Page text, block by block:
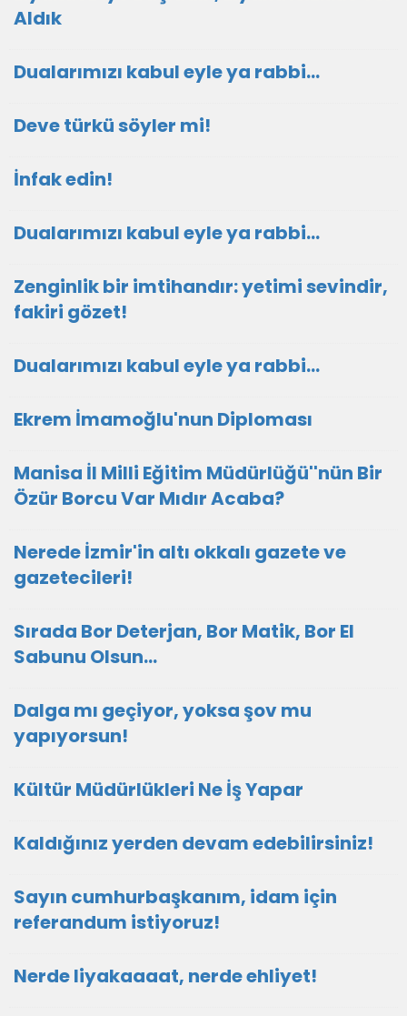
Aldık
Dualarımızı kabul eyle ya rabbi...
Deve türkü söyler mi!
İnfak edin!
Dualarımızı kabul eyle ya rabbi...
Zenginlik bir imtihandır: yetimi sevindir,
fakiri gözet!
Dualarımızı kabul eyle ya rabbi...
Ekrem İmamoğlu'nun Diploması
Manisa İl Milli Eğitim Müdürlüğü''nün Bir
Özür Borcu Var Mıdır Acaba?
Nerede İzmir'in altı okkalı gazete ve
gazetecileri!
Sırada Bor Deterjan, Bor Matik, Bor El
Sabunu Olsun…
Dalga mı geçiyor, yoksa şov mu
yapıyorsun!
Kültür Müdürlükleri Ne İş Yapar
Kaldığınız yerden devam edebilirsiniz!
Sayın cumhurbaşkanım, idam için
referandum istiyoruz!
Nerde liyakaaaat, nerde ehliyet!